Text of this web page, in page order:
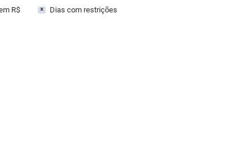
R$ x Dias com restrições